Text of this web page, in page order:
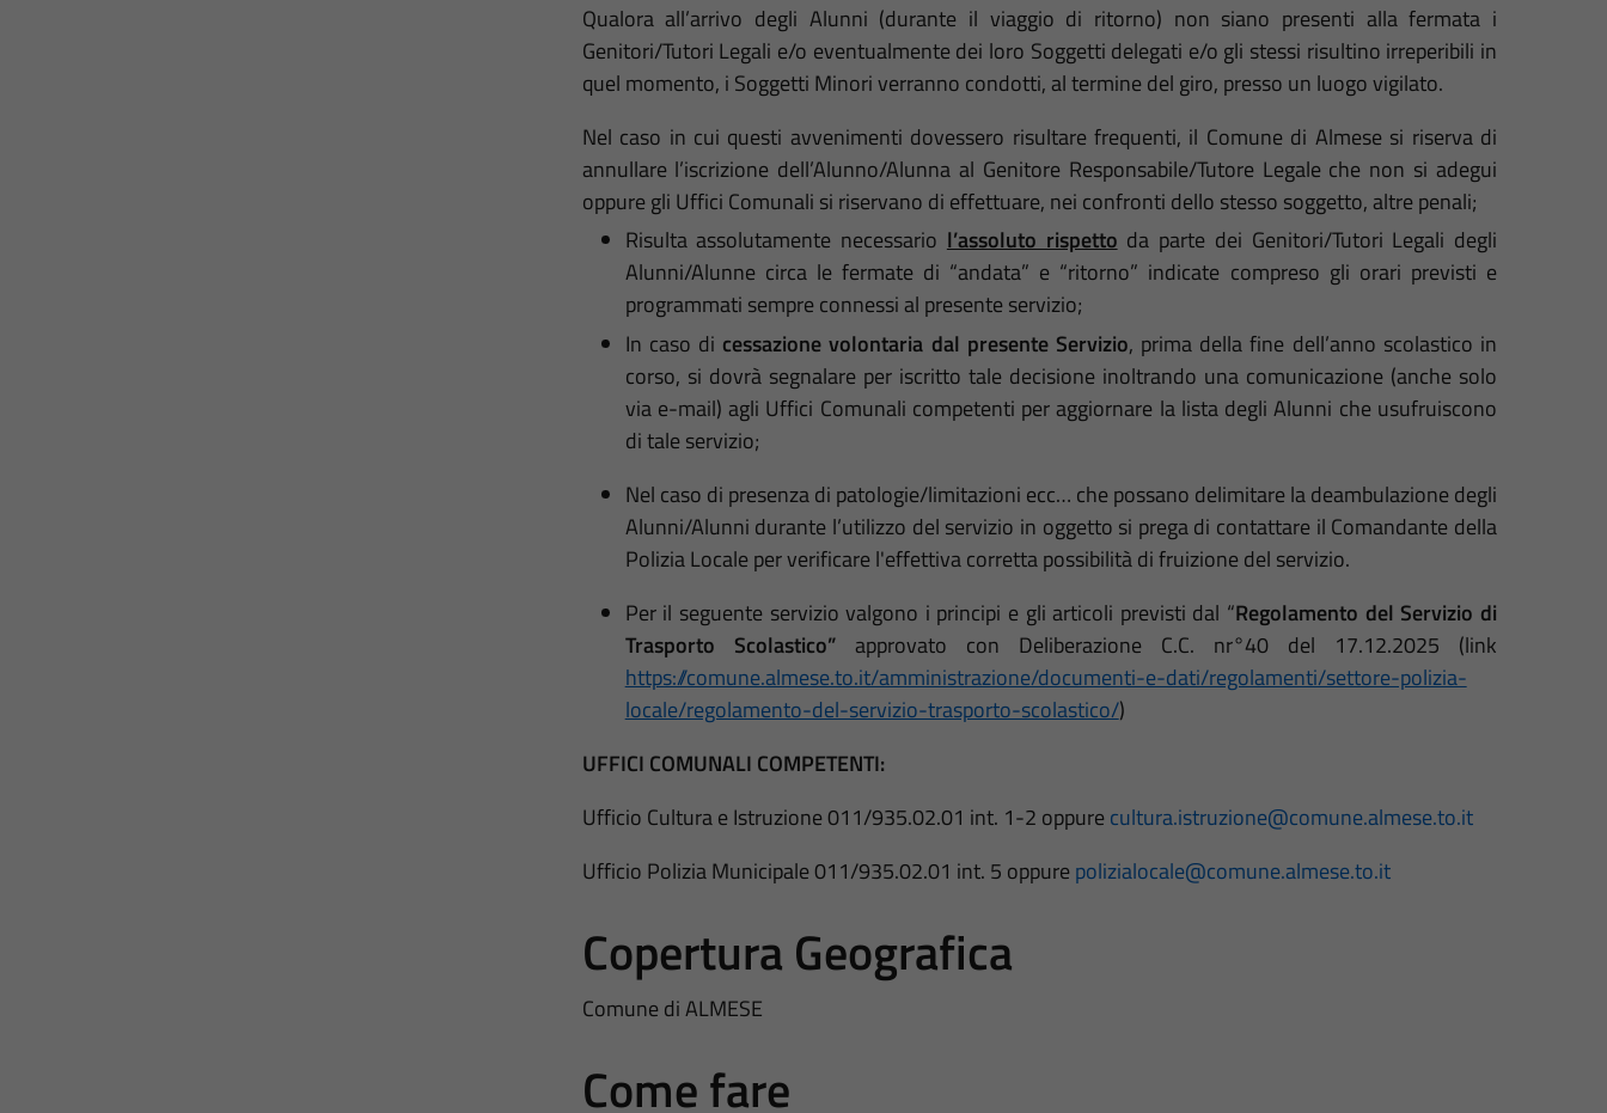
Qualora all’arrivo degli Alunni (durante il viaggio di ritorno) non siano presenti alla fermata i
Genitori/Tutori Legali e/o eventualmente dei loro Soggetti delegati e/o gli stessi risultino irreperibili in
quel momento, i Soggetti Minori verranno condotti, al termine del giro, presso un luogo vigilato.
Nel caso in cui questi avvenimenti dovessero risultare frequenti, il Comune di Almese si riserva di
annullare l’iscrizione dell’Alunno/Alunna al Genitore Responsabile/Tutore Legale che non si adegui
oppure gli Uffici Comunali si riservano di effettuare, nei confronti dello stesso soggetto, altre penali;
Risulta assolutamente necessario l’assoluto rispetto da parte dei Genitori/Tutori Legali degli
Alunni/Alunne circa le fermate di “andata” e “ritorno” indicate compreso gli orari previsti e
programmati sempre connessi al presente servizio;
In caso di cessazione volontaria dal presente Servizio, prima della fine dell’anno scolastico in
corso, si dovrà segnalare per iscritto tale decisione inoltrando una comunicazione (anche solo
via e-mail) agli Uffici Comunali competenti per aggiornare la lista degli Alunni che usufruiscono
di tale servizio;
Nel caso di presenza di patologie/limitazioni ecc… che possano delimitare la deambulazione degli
Alunni/Alunni durante l’utilizzo del servizio in oggetto si prega di contattare il Comandante della
Polizia Locale per verificare l'effettiva corretta possibilità di fruizione del servizio.
Per il seguente servizio valgono i principi e gli articoli previsti dal “Regolamento del Servizio di
Trasporto Scolastico”approvato con Deliberazione C.C. nr°40 del 17.12.2025 (link
https://comune.almese.to.it/amministrazione/documenti-e-dati/regolamenti/settore-polizia-
locale/regolamento-del-servizio-trasporto-scolastico/)
UFFICI COMUNALI COMPETENTI:
Ufficio Cultura e Istruzione 011/935.02.01 int. 1-2 oppure cultura.istruzione@comune.almese.to.it
Ufficio Polizia Municipale 011/935.02.01 int. 5 oppure polizialocale@comune.almese.to.it
Copertura Geografica
Comune di ALMESE
Come fare